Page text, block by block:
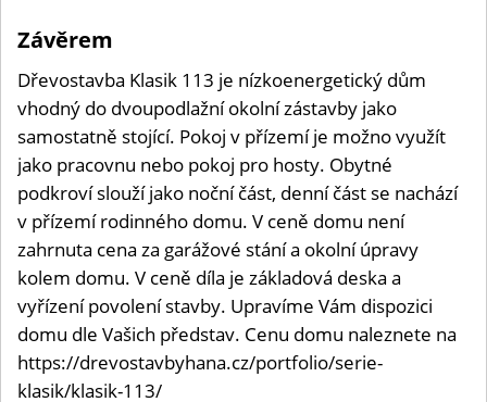
Závěrem
Dřevostavba Klasik 113 je nízkoenergetický dům
vhodný do dvoupodlažní okolní zástavby jako
samostatně stojící. Pokoj v přízemí je možno využít
jako pracovnu nebo pokoj pro hosty. Obytné
podkroví slouží jako noční část, denní část se nachází
v přízemí rodinného domu. V ceně domu není
zahrnuta cena za garážové stání a okolní úpravy
kolem domu. V ceně díla je základová deska a
vyřízení povolení stavby. Upravíme Vám dispozici
domu dle Vašich představ. Cenu domu naleznete na
https://drevostavbyhana.cz/portfolio/serie-
klasik/klasik-113/